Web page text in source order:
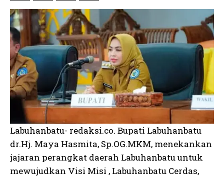
Labuhanbatu- redaksi.co. Bupati Labuhanbatu
dr.Hj. Maya Hasmita, Sp.OG.MKM, menekankan
jajaran perangkat daerah Labuhanbatu untuk
mewujudkan Visi Misi , Labuhanbatu Cerdas,